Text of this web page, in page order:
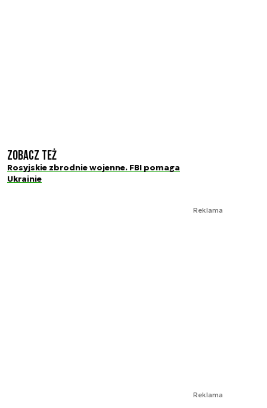
Zobacz też
Rosyjskie zbrodnie wojenne. FBI pomaga
Ukrainie
Reklama
Reklama